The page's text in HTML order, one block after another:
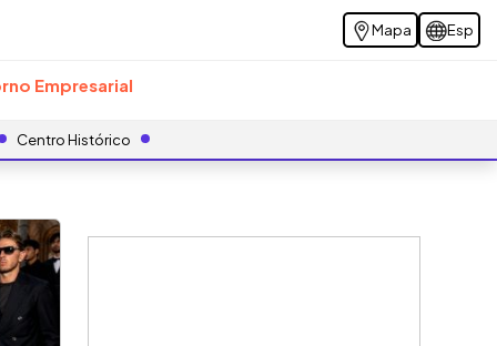
Mapa Esp
Empresarial
Centro Histórico